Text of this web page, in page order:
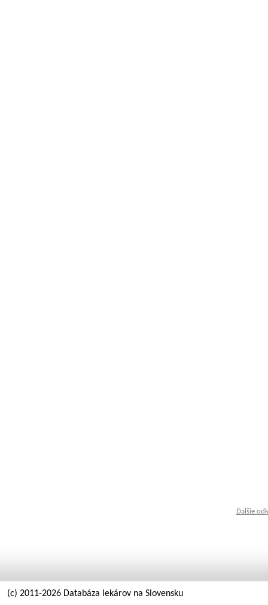
Ďalšie
(c) 2011-2026 Databáza lekárov na Slovensku